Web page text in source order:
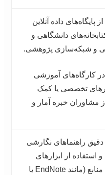
پایگاه‌های داده آنلاین
دانشگاهی و
و شبکه‌سازی پژوهشی.
کارگاه‌های آموزشی
تخصصی یا کمک
مشاوران خبره آمار و
راهنماهای نگارشی
استفاده از ابزارهای
مدیریت منابع (مانند EndNote یا